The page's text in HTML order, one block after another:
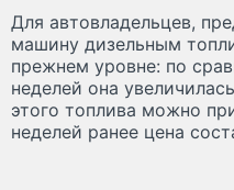
Для автовладельцев,
машину дизельным
прежнем уровне: по
неделей она
этого топлива можно
неделей ранее цена